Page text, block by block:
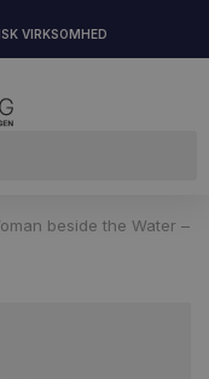
VIRKSOMHED
beside the Water –